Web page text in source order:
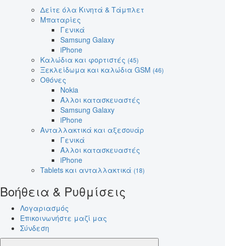
Δείτε όλα Κινητά & Τάμπλετ
Μπαταρίες
Γενικά
Samsung Galaxy
iPhone
Καλώδια και φορτιστές (45)
Ξεκλείδωμα και καλώδια GSM (46)
Οθόνες
Nokia
Άλλοι κατασκευαστές
Samsung Galaxy
iPhone
Ανταλλακτικά και αξεσουάρ
Γενικά
Άλλοι κατασκευαστές
iPhone
Tablets και ανταλλακτικά (18)
Βοήθεια & Ρυθμίσεις
Λογαριασμός
Επικοινωνήστε μαζί μας
Σύνδεση